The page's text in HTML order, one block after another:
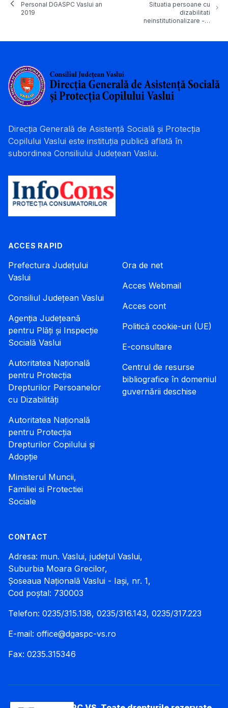
Personal DGASPC Vaslui an
2019
Situatia persoane cu
dizabilitati
neinstitutionalizare -…
Direcția Generală de Asistență Socială și Protecția
Copilului Vaslui este instituția publică aflată în
subordinea Consiliului Județean Vaslui.
ACCES RAPID
Prefectura Județului
Vaslui
Consiliul Județean Vaslui
Agenția Județeană
pentru Plăți și Inspecție
Socială Vaslui
Autoritatea Națională
pentru Protecția
Drepturilor Persoanelor
cu Dizabilități
Autoritatea Națională
pentru Protecția
Drepturilor Copilului și
Adopție
Ministerul Muncii,
Familiei si Protectiei
Sociale
Ora de net
Acces Webmail
Acces cont
Politică cookie-uri (UE)
E-consultare
Centrul de resurse
bibliografice în domeniul
guvernării deschise
CONTACT
Adresa: mun. Vaslui, județul Vaslui,
Suburbia Moara Grecilor,
Șoseaua Națională Vaslui - Iași, nr. 1,
Cod poștal: 730003
Telefon: 0235/315.138, 0235/316.143, 0235/317.223
E-mail: office@dgaspc-vs.ro
Fax: 0235.315346